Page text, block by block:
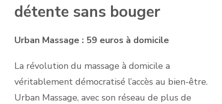
détente sans bouger
Urban Massage : 59 euros à domicile
La révolution du massage à domicile a
véritablement démocratisé l’accès au bien-être.
Urban Massage, avec son réseau de plus de